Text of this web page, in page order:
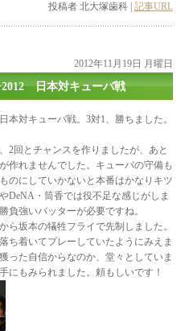
投稿者 北大塚歯科 | 記事URL
2012年11月19日 月曜日
日本対キューバ戦
対キューバ戦。3対1、勝ちました。
2回とチャンスを作りましたが、あと
作れませんでした。キューバの守備も
のにしていかないと本番はかなりキツ
DeNA・筒香では役不足な感じがしま
負強いバッターが必要ですね。
ら坂本の犠牲フライで先制しました。
ち着いてプレーしていたようにみえま
った自信からなのか、堂々としていま
にもみられました。頼もしいです！